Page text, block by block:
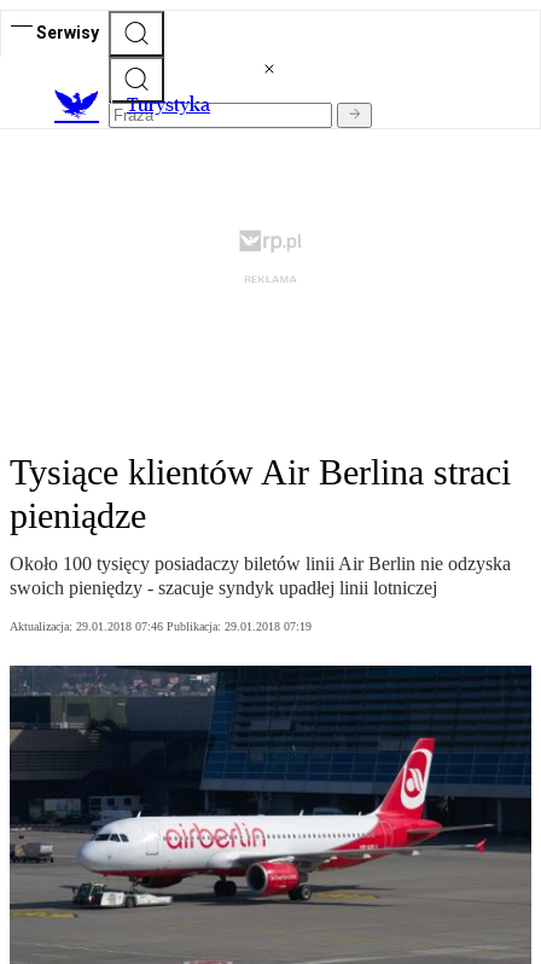
Serwisy
Turystyka
Tysiące klientów Air Berlina straci
pieniądze
Około 100 tysięcy posiadaczy biletów linii Air Berlin nie odzyska
swoich pieniędzy - szacuje syndyk upadłej linii lotniczej
Aktualizacja: 29.01.2018 07:46 Publikacja: 29.01.2018 07:19